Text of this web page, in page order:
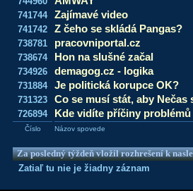
741744 Zajímavé video
741742 Z čeho se skládá Pangas?
738781 pracovniportal.cz
738674 Hon na slušné začal
734926 demagog.cz - logika
731884 Je politická korupce OK?
731323 Co se musí stát, aby Nečas
726894 Kde vidíte příčiny
Číslo Názov spovede
Za posledný týždeň vložil rozhrešení k
Zatiaľ tu nie je žiadny záznam